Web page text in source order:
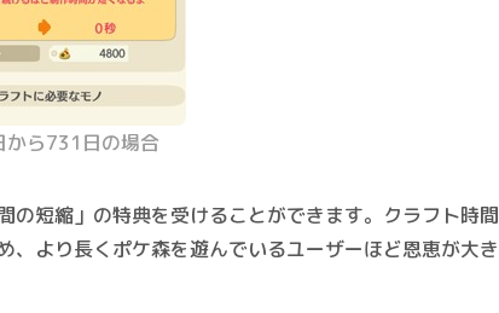
ら731日の場合
の短縮 」の特典を受けることができます。クラフト時間
、より長くポケ森を遊んでいるユーザーほど恩恵が大き